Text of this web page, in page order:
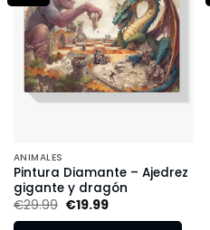
ANIMALES
Pintura Diamante – Ajedrez
gigante y dragón
€29.99 €19.99